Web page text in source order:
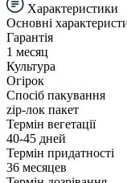
Характеристики
Основні
Гарантія
1 месяц
Культура
Огірок
Спосіб пакування
zip-лок пакет
Термін вегетації
40-45 дней
Термін придатності
36 месяцев